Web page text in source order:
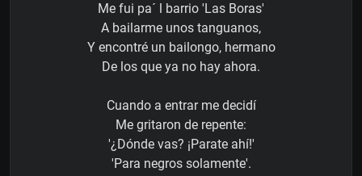
Me fui pa´ l barrio 'Las Boras'
A bailarme unos tanguanos,
Y encontré un bailongo, hermano
De los que ya no hay ahora.
Cuando a entrar me decidí
Me gritaron de repente:
'¿Dónde vas? ¡Parate ahí!'
'Para negros solamente'.